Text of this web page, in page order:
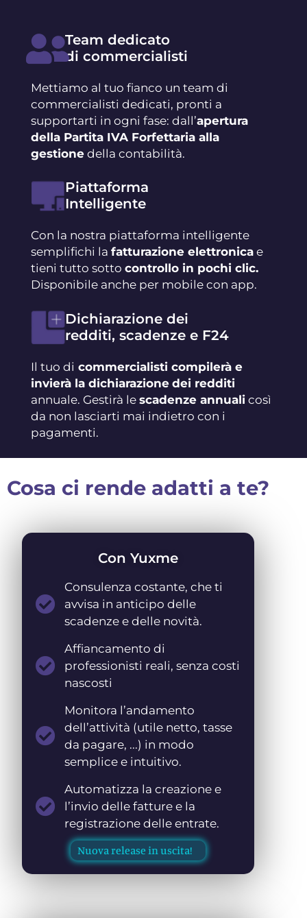
Team dedicato
di commercialisti
Mettiamo al tuo fianco un team di
commercialisti dedicati, pronti a
supportarti in ogni fase: dall’apertura
della Partita IVA Forfettaria alla
gestionedella contabilità.
Piattaforma
Intelligente
Con la nostra piattaforma intelligente
semplifichi la fatturazione elettronicae
tieni tutto sotto controllo in pochi clic.
Disponibile anche per mobile con app.
Dichiarazione dei
redditi, scadenze e F24
Il tuo di commercialisti compilerà e
invierà la dichiarazione dei redditi
annuale. Gestirà le scadenze annuali così
da non lasciarti mai indietro con i
pagamenti.
Cosa ci rende adatti a te?
Con Yuxme
Consulenza costante, che ti
avvisa in anticipo delle
scadenze e delle novità.
Affiancamento di
professionisti reali, senza costi
nascosti
Monitora l’andamento
dell’attività (utile netto, tasse
da pagare, ...) in modo
semplice e intuitivo.
Automatizza la creazione e
l’invio delle fatture e la
registrazione delle entrate.
Nuova release in uscita!